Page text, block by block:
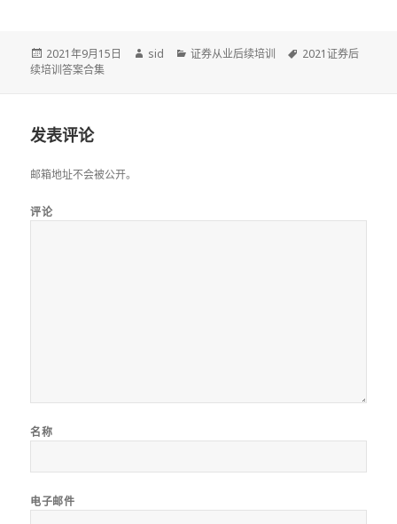
发
布
2021年9月15日
作
sid
分
证券从业后续培训
标
2021证券后
续培训答案合集
发表评论
邮箱地址不会被公开。
评论
名称
电子邮件